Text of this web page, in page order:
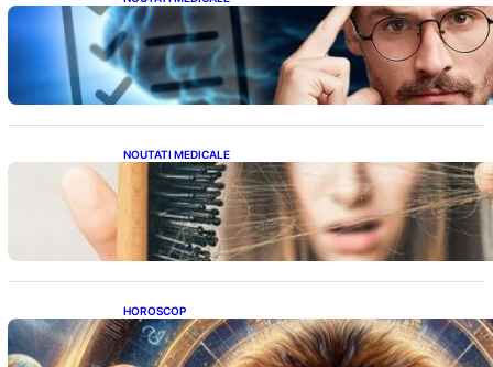
Inteligența dincolo de note: Semnele unui IQ
ridicat care nu țin de școală
NOUTATI MEDICALE
Semnele unei deficiențe de proteine:
Impactul asupra sănătății tale
HOROSCOP
Portalul Leului 8/8: Oportunități de
Abundență pentru Cinci Zodii în 2026